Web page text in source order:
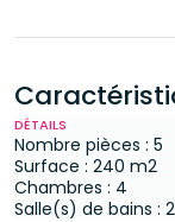
DÉTAILS
Nombre pièces : 5
Surface : 240 m2
Chambres : 4
Salle(s) de bains : 2